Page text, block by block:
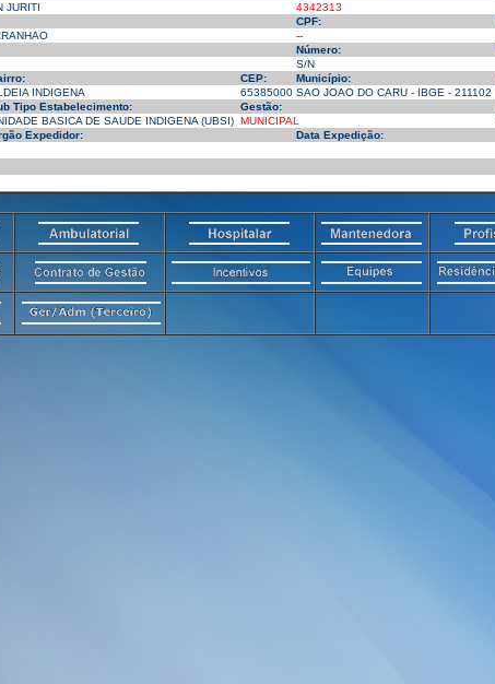
JURITI
4342313
CPF:
--
Número:
S/N
CEP: Município:
INDIGENA
65385000 SAO JOAO DO CARU - IBGE - 211102
Tipo Estabelecimento: Gestão:
BASICA DE SAUDE INDIGENA (UBSI) MUNICIPAL
Expedidor: Data Expedição: